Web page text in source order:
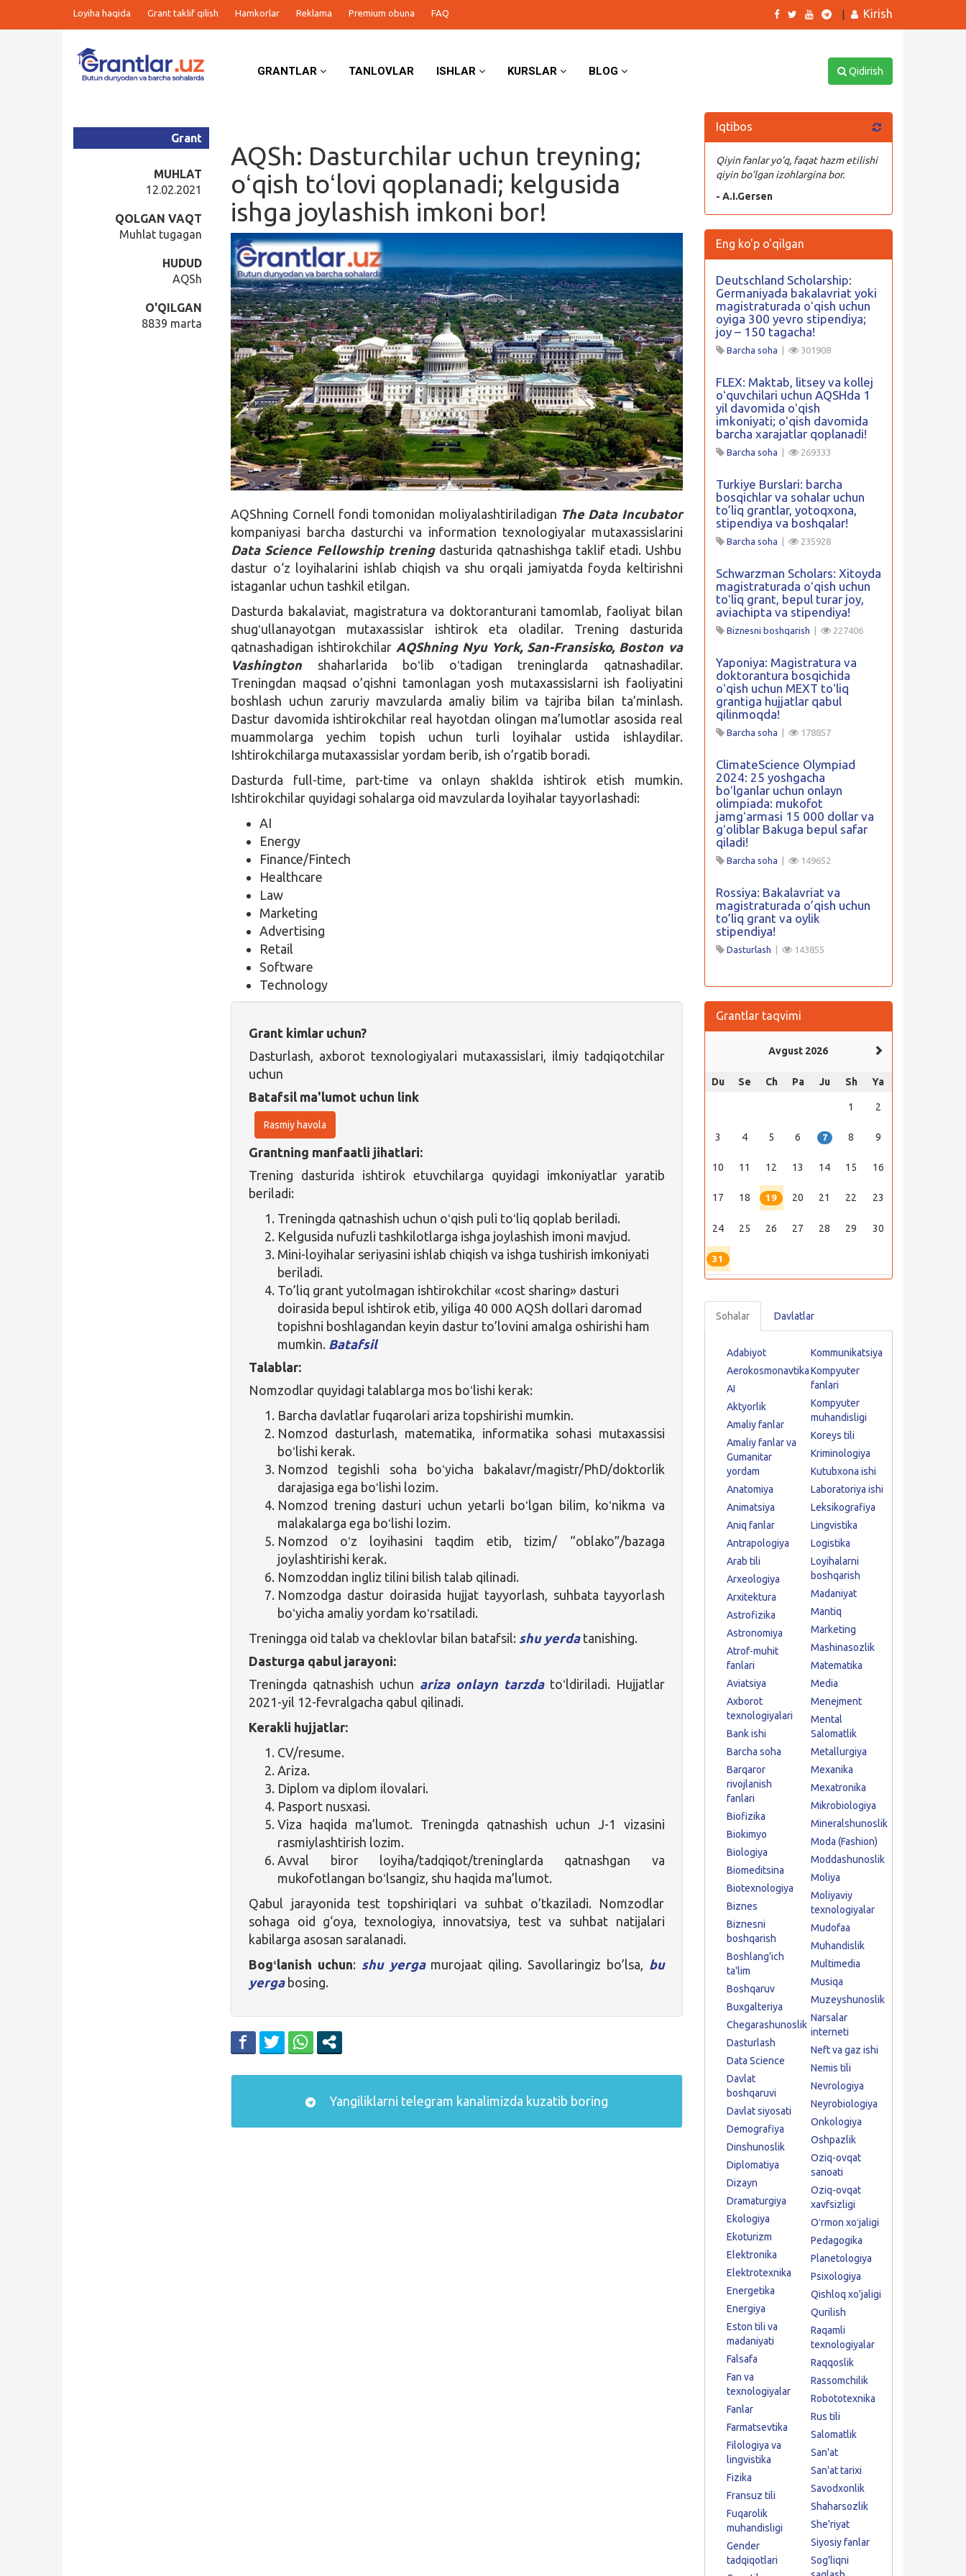
Loyiha haqida Grant taklif qilish Hamkorlar Reklama Premium obuna FAQ Kirish
GRANTLAR TANLOVLAR ISHLAR KURSLAR BLOG Qidirish
AQSh: Dasturchilar uchun treyning;
oʻqish toʻlovi qoplanadi; kelgusida
ishga joylashish imkoni bor!
Grant
MUHLAT
12.02.2021
QOLGAN VAQT
Muhlat tugagan
HUDUD
AQSh
O'QILGAN
8839 marta
AQShning Cornell fondi tomonidan moliyalashtiriladigan The Data Incubator
kompaniyasi barcha dasturchi va information texnologiyalar mutaxassislarini
Data Science Fellowship trening dasturida qatnashishga taklif etadi. Ushbu
dastur o‘z loyihalarini ishlab chiqish va shu orqali jamiyatda foyda keltirishni
istaganlar uchun tashkil etilgan.
Dasturda bakalaviat, magistratura va doktoranturani tamomlab, faoliyat bilan
shugʻullanayotgan mutaxassislar ishtirok eta oladilar. Trening dasturida
qatnashadigan ishtirokchilar AQShning Nyu York, San-Fransisko, Boston va
Vashington shaharlarida boʻlib oʻtadigan treninglarda qatnashadilar.
Treningdan maqsad o’qishni tamonlagan yosh mutaxassislarni ish faoliyatini
boshlash uchun zaruriy mavzularda amaliy bilim va tajriba bilan ta’minlash.
Dastur davomida ishtirokchilar real hayotdan olingan ma’lumotlar asosida real
muammolarga yechim topish uchun turli loyihalar ustida ishlaydilar.
Ishtirokchilarga mutaxassislar yordam berib, ish o’rgatib boradi.
Dasturda full-time, part-time va onlayn shaklda ishtirok etish mumkin.
Ishtirokchilar quyidagi sohalarga oid mavzularda loyihalar tayyorlashadi:
AI
Energy
Finance/Fintech
Healthcare
Law
Marketing
Advertising
Retail
Software
Technology
Grant kimlar uchun?
Dasturlash, axborot texnologiyalari mutaxassislari, ilmiy tadqiqotchilar
uchun
Batafsil ma'lumot uchun link
Rasmiy havola
Grantning manfaatli jihatlari:
Trening dasturida ishtirok etuvchilarga quyidagi imkoniyatlar yaratib
beriladi:
Treningda qatnashish uchun oʻqish puli toʻliq qoplab beriladi.
Kelgusida nufuzli tashkilotlarga ishga joylashish imoni mavjud.
Mini-loyihalar seriyasini ishlab chiqish va ishga tushirish imkoniyati
beriladi.
To’liq grant yutolmagan ishtirokchilar «cost sharing» dasturi
doirasida bepul ishtirok etib, yiliga 40 000 AQSh dollari daromad
topishni boshlagandan keyin dastur to’lovini amalga oshirishi ham
mumkin. Batafsil
Talablar:
Nomzodlar quyidagi talablarga mos boʻlishi kerak:
Barcha davlatlar fuqarolari ariza topshirishi mumkin.
Nomzod dasturlash, matematika, informatika sohasi mutaxassisi
boʻlishi kerak.
Nomzod tegishli soha boʻyicha bakalavr/magistr/PhD/doktorlik
darajasiga ega boʻlishi lozim.
Nomzod trening dasturi uchun yetarli boʻlgan bilim, koʻnikma va
malakalarga ega boʻlishi lozim.
Nomzod oʻz loyihasini taqdim etib, tizim/ “oblako”/bazaga
joylashtirishi kerak.
Nomzoddan ingliz tilini bilish talab qilinadi.
Nomzodga dastur doirasida hujjat tayyorlash, suhbata tayyorlash
boʻyicha amaliy yordam koʻrsatiladi.
Treningga oid talab va cheklovlar bilan batafsil: shu yerdatanishing.
Dasturga qabul jarayoni:
Treningda qatnashish uchun ariza onlayn tarzdatoʻldiriladi. Hujjatlar
2021-yil 12-fevralgacha qabul qilinadi.
Kerakli hujjatlar:
CV/resume.
Ariza.
Diplom va diplom ilovalari.
Pasport nusxasi.
Viza haqida ma’lumot. Treningda qatnashish uchun J-1 vizasini
rasmiylashtirish lozim.
Avval biror loyiha/tadqiqot/treninglarda qatnashgan va
mukofotlangan boʻlsangiz, shu haqida ma’lumot.
Qabul jarayonida test topshiriqlari va suhbat o’tkaziladi. Nomzodlar
sohaga oid g‘oya, texnologiya, innovatsiya, test va suhbat natijalari
kabilarga asosan saralanadi.
Bogʻlanish uchun: shu yergamurojaat qiling. Savollaringiz bo’lsa,
bu
yergabosing.
Yangiliklarni telegram kanalimizda kuzatib boring
Iqtibos
Qiyin fanlar yo’q, faqat hazm etilishi
qiyin bo’lgan izohlargina bor.
- A.I.Gersen
Eng ko'p o'qilgan
Deutschland Scholarship:
Germaniyada bakalavriat yoki
magistraturada oʻqish uchun
oyiga 300 yevro stipendiya;
joy – 150 tagacha!
Barcha soha 301908
FLEX: Maktab, litsey va kollej
oʻquvchilari uchun AQSHda 1
yil davomida oʻqish
imkoniyati; oʻqish davomida
barcha xarajatlar qoplanadi!
Barcha soha 269333
Turkiye Burslari: barcha
bosqichlar va sohalar uchun
to’liq grantlar, yotoqxona,
stipendiya va boshqalar!
Barcha soha 235928
Schwarzman Scholars: Xitoyda
magistraturada oʻqish uchun
toʻliq grant, bepul turar joy,
aviachipta va stipendiya!
Biznesni boshqarish 227406
Yaponiya: Magistratura va
doktorantura bosqichida
oʻqish uchun MEXT toʻliq
grantiga hujjatlar qabul
qilinmoqda!
Barcha soha 178857
ClimateScience Olympiad
2024: 25 yoshgacha
boʻlganlar uchun onlayn
olimpiada: mukofot
jamgʻarmasi 15 000 dollar va
gʻoliblar Bakuga bepul safar
qiladi!
Barcha soha 149652
Rossiya: Bakalavriat va
magistraturada o’qish uchun
to’liq grant va oylik
stipendiya!
Dasturlash 143855
Grantlar taqvimi
Avgust 2026
Du Se Ch Pa Ju Sh Ya
1 2
3 4 5 6 7 8 9
10 11 12 13 14 15 16
17 18 19 20 21 22 23
24 25 26 27 28 29 30
31
Sohalar Davlatlar
Adabiyot
Aerokosmonavtika
AI
Aktyorlik
Amaliy fanlar
Amaliy fanlar va
Gumanitar
yordam
Anatomiya
Animatsiya
Aniq fanlar
Antrapologiya
Arab tili
Arxeologiya
Arxitektura
Astrofizika
Astronomiya
Atrof-muhit
fanlari
Aviatsiya
Axborot
texnologiyalari
Bank ishi
Barcha soha
Barqaror
rivojlanish
fanlari
Biofizika
Biokimyo
Biologiya
Biomeditsina
Biotexnologiya
Biznes
Biznesni
boshqarish
Boshlang'ich
ta'lim
Boshqaruv
Buxgalteriya
Chegarashunoslik
Dasturlash
Data Science
Davlat
boshqaruvi
Davlat siyosati
Demografiya
Dinshunoslik
Diplomatiya
Dizayn
Dramaturgiya
Ekologiya
Ekoturizm
Elektronika
Elektrotexnika
Energetika
Energiya
Eston tili va
madaniyati
Falsafa
Fan va
texnologiyalar
Fanlar
Farmatsevtika
Filologiya va
lingvistika
Fizika
Fransuz tili
Fuqarolik
muhandisligi
Gender
tadqiqotlari
Kommunikatsiya
Kompyuter
fanlari
Kompyuter
muhandisligi
Koreys tili
Kriminologiya
Kutubxona ishi
Laboratoriya ishi
Leksikografiya
Lingvistika
Logistika
Loyihalarni
boshqarish
Madaniyat
Mantiq
Marketing
Mashinasozlik
Matematika
Media
Menejment
Mental
Salomatlik
Metallurgiya
Mexanika
Mexatronika
Mikrobiologiya
Mineralshunoslik
Moda (Fashion)
Moddashunoslik
Moliya
Moliyaviy
texnologiyalar
Mudofaa
Muhandislik
Multimedia
Musiqa
Muzeyshunoslik
Narsalar
interneti
Neft va gaz ishi
Nemis tili
Nevrologiya
Neyrobiologiya
Onkologiya
Oshpazlik
Oziq-ovqat
sanoati
Oziq-ovqat
xavfsizligi
Oʻrmon xoʻjaligi
Pedagogika
Planetologiya
Psixologiya
Qishloq xo'jaligi
Qurilish
Raqamli
texnologiyalar
Raqqoslik
Rassomchilik
Robototexnika
Rus tili
Salomatlik
San'at
San'at tarixi
Savodxonlik
Shaharsozlik
She'riyat
Siyosiy fanlar
Sog'liqni